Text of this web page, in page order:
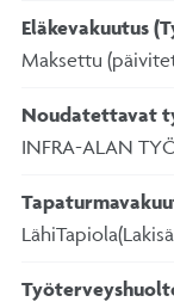
Eläkevakuutus
Maksettu
Noudatettavat
INFRA-ALAN